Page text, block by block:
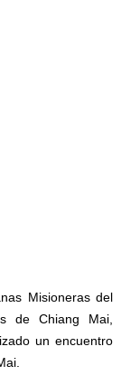
Misioneras del
de Chiang Mai,
un encuentro